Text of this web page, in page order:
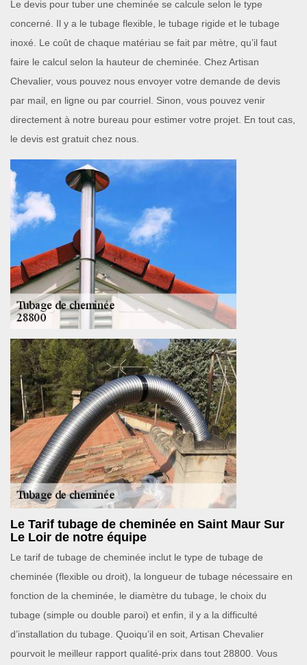
Le devis pour tuber une cheminée se calcule selon le type
concerné. Il y a le tubage flexible, le tubage rigide et le tubage
inoxé. Le coût de chaque matériau se fait par mètre, qu’il faut
faire le calcul selon la hauteur de cheminée. Chez Artisan
Chevalier, vous pouvez nous envoyer votre demande de devis
par mail, en ligne ou par courriel. Sinon, vous pouvez venir
directement à notre bureau pour estimer votre projet. En tout cas,
le devis est gratuit chez nous.
Le Tarif tubage de cheminée en Saint Maur Sur
Le Loir de notre équipe
Le tarif de tubage de cheminée inclut le type de tubage de
cheminée (flexible ou droit), la longueur de tubage nécessaire en
fonction de la cheminée, le diamètre du tubage, le choix du
tubage (simple ou double paroi) et enfin, il y a la difficulté
d’installation du tubage. Quoiqu’il en soit, Artisan Chevalier
pourvoit le meilleur rapport qualité-prix dans tout 28800. Vous